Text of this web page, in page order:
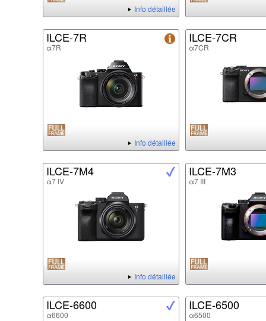
Info détaillée
ILCE-7R
α7R
Info détaillée
ILCE-7CR
α7CR
ILCE-7M4
α7 IV
Info détaillée
ILCE-7M3
α7 III
ILCE-6600
α6600
ILCE-6500
α6500